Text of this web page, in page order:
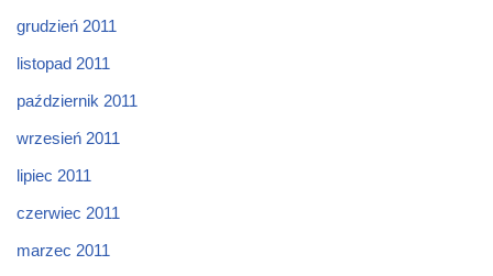
grudzień 2011
listopad 2011
październik 2011
wrzesień 2011
lipiec 2011
czerwiec 2011
marzec 2011